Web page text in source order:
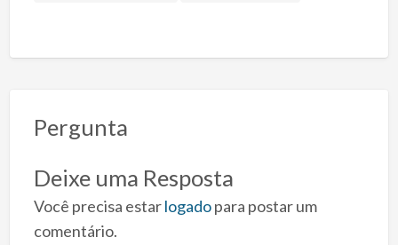
Pergunta
Deixe uma Resposta
Você precisa estarlogadopara postar um
comentário.